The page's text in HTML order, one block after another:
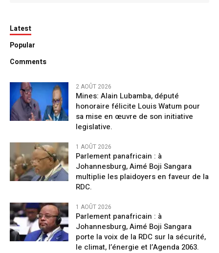
Latest
Popular
Comments
2 AOÛT 2026
Mines: Alain Lubamba, député
honoraire félicite Louis Watum pour
sa mise en œuvre de son initiative
legislative.
1 AOÛT 2026
Parlement panafricain : à
Johannesburg, Aimé Boji Sangara
multiplie les plaidoyers en faveur de la
RDC.
1 AOÛT 2026
Parlement panafricain : à
Johannesburg, Aimé Boji Sangara
porte la voix de la RDC sur la sécurité,
le climat, l’énergie et l’Agenda 2063.